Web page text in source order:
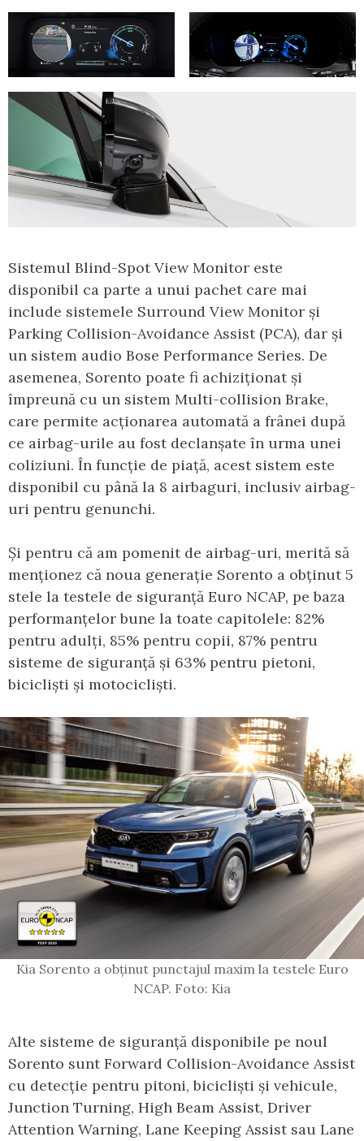
Sistemul Blind-Spot View Monitor este
disponibil ca parte a unui pachet care mai
include sistemele Surround View Monitor și
Parking Collision-Avoidance Assist (PCA), dar și
un sistem audio Bose Performance Series. De
asemenea, Sorento poate fi achiziționat și
împreună cu un sistem Multi-collision Brake,
care permite acționarea automată a frânei după
ce airbag-urile au fost declanșate în urma unei
coliziuni. În funcție de piață, acest sistem este
disponibil cu până la 8 airbaguri, inclusiv airbag-
uri pentru genunchi.
Și pentru că am pomenit de airbag-uri, merită să
menționez că noua generație Sorento a obținut 5
stele la testele de siguranță Euro NCAP, pe baza
performanțelor bune la toate capitolele: 82%
pentru adulți, 85% pentru copii, 87% pentru
sisteme de siguranță și 63% pentru pietoni,
bicicliști și motocicliști.
Kia Sorento a obținut punctajul maxim la testele Euro
NCAP. Foto: Kia
Alte sisteme de siguranță disponibile pe noul
Sorento sunt Forward Collision-Avoidance Assist
cu detecție pentru pitoni, bicicliști și vehicule,
Junction Turning, High Beam Assist, Driver
Attention Warning, Lane Keeping Assist sau Lane